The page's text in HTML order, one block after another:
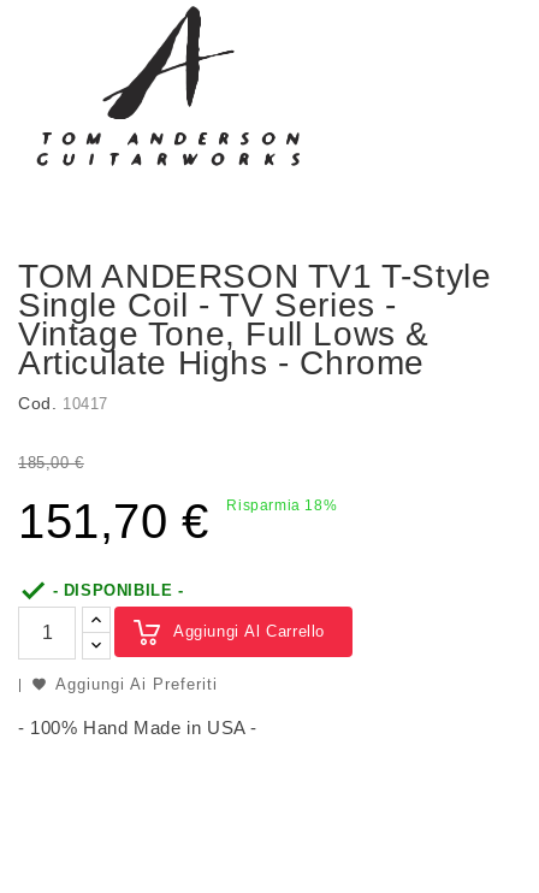
TOM ANDERSON TV1 T-Style
Single Coil - TV Series -
Vintage Tone, Full Lows &
Articulate Highs - Chrome
Cod. 10417
185,00 €
151,70 € Risparmia 18%
 - DISPONIBILE -
Aggiungi Al Carrello
Aggiungi Ai Preferiti
- 100% Hand Made in USA -